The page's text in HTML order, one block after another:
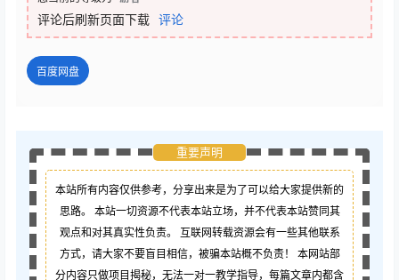
评论后刷新页面下载 评论
百度网盘
重要声明
本站所有内容仅供参考，分享出来是为了可以给大家提供新的
思路。 本站一切资源不代表本站立场，并不代表本站赞同其
观点和对其真实性负责。 互联网转载资源会有一些其他联系
方式，请大家不要盲目相信，被骗本站概不负责！ 本网站部
分内容只做项目揭秘，无法一对一教学指导，每篇文章内都含